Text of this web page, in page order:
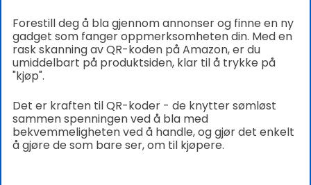
Forestill deg å bla gjennom annonser og finne en ny
gadget som fanger oppmerksomheten din. Med en
rask skanning av QR-koden på Amazon, er du
umiddelbart på produktsiden, klar til å trykke på
"kjøp".
Det er kraften til QR-koder - de knytter sømløst
sammen spenningen ved å bla med
bekvemmeligheten ved å handle, og gjør det enkelt
å gjøre de som bare ser, om til kjøpere.